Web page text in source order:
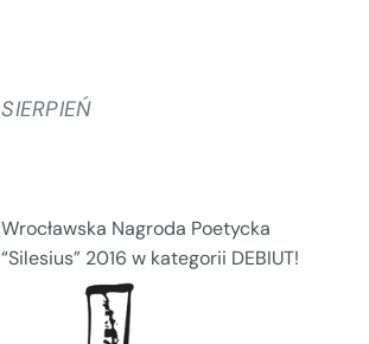
SIERPIEŃ
Wrocławska Nagroda Poetycka
“Silesius” 2016 w kategorii DEBIUT!